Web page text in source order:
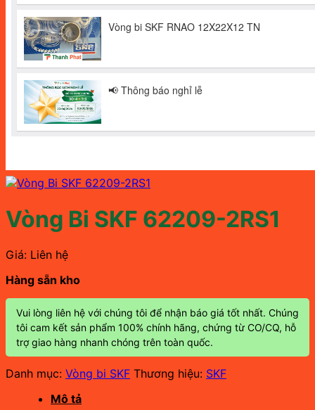
Vòng Bi SKF 62209-2RS1
Giá: Liên hệ
Hàng sẵn kho
Vui lòng liên hệ với chúng tôi để nhận báo giá tốt nhất. Chúng
tôi cam kết sản phẩm 100% chính hãng, chứng từ CO/CQ, hỗ
trợ giao hàng nhanh chóng trên toàn quốc.
Danh mục: Vòng bi SKF Thương hiệu: SKF
Mô tả